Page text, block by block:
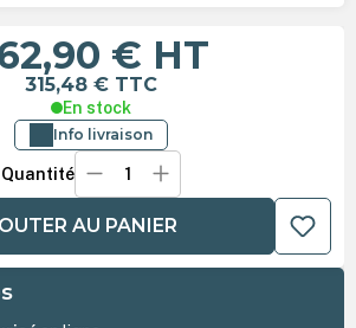
€ HT
315,48 € TTC
En stock
Info livraison
Quantité
AU PANIER